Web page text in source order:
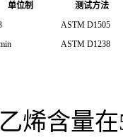
单位制
测试方法
ASTM D1505
ASTM D1238
烯含量在